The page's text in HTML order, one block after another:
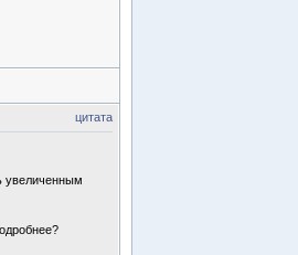
цитата
увеличенным